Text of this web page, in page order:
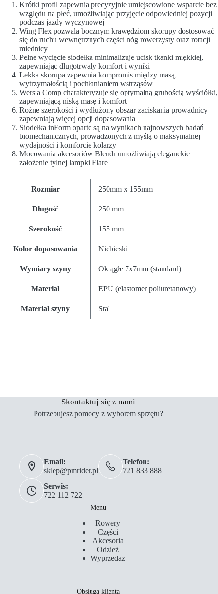
Krótki profil zapewnia precyzyjnie umiejscowione wsparcie bez
względu na płeć, umożliwiając przyjęcie odpowiedniej pozycji
podczas jazdy wyczynowej
Wing Flex pozwala bocznym krawędziom skorupy dostosować
się do ruchu wewnętrznych części nóg rowerzysty oraz rotacji
miednicy
Pełne wycięcie siodełka minimalizuje ucisk tkanki miękkiej,
zapewniając długotrwały komfort i wyniki
Lekka skorupa zapewnia kompromis między masą,
wytrzymałością i pochłanianiem wstrząsów
Wersja Comp charakteryzuje się optymalną grubością wyściółki,
zapewniającą niską masę i komfort
Rożne szerokości i wydłużony obszar zaciskania prowadnicy
zapewniają więcej opcji dopasowania
Siodełka inForm oparte są na wynikach najnowszych badań
biomechanicznych, prowadzonych z myślą o maksymalnej
wydajności i komforcie kolarzy
Mocowania akcesoriów Blendr umożliwiają eleganckie
założenie tylnej lampki Flare
Rozmiar 250mm x 155mm
Długość 250 mm
Szerokość 155 mm
Kolor dopasowania Niebieski
Wymiary szyny Okrągłe 7x7mm (standard)
Materiał EPU (elastomer poliuretanowy)
Materiał szyny Stal
Skontaktuj się z nami
Potrzebujesz pomocy z wyborem sprzętu?
Email:
sklep@pmrider.pl
Telefon:
721 833 888
Serwis:
722 112 722
Menu
Rowery
Części
Akcesoria
Odzież
Wyprzedaż
Obsługa klienta